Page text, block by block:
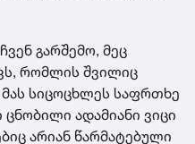
გარშემო, მეც
რომლის შვილიც
სიცოცხლეს საფრთხე
ადამიანი ვიცი
არიან წარმატებული